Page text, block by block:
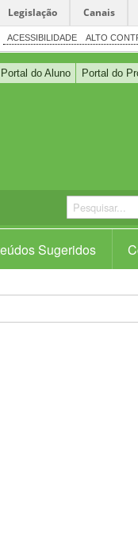
Legislação Canais
ACESSIBILIDADE ALTO
Portal do Aluno Portal do
Sugeridos